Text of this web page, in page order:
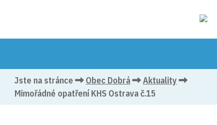
Jste na stránce Obec Dobrá
Aktuality
Mimořádné opatření KHS Ostrava č.15